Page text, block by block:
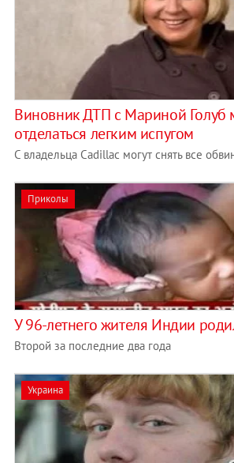
Виновник ДТП с Мариной Голуб
отделаться легким испугом
С владельца Cadillac могут снять все
Приколы
У 96-летнего жителя Индии
Второй за последние два года
Украина